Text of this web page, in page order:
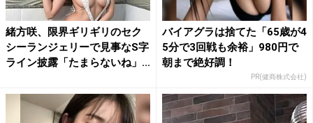
緒方咲、限界ギリギリのセク
シーランジェリーで見事なS字
ライン披露「たまらないね」...
バイアグラは捨てた「65歳が4
5分で3回戦も余裕」980円で
朝まで絶好調！
PR(健商株式会社)